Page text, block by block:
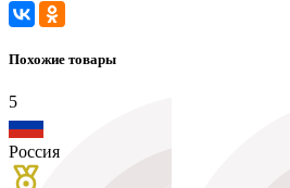
Похожие товары
5
Россия